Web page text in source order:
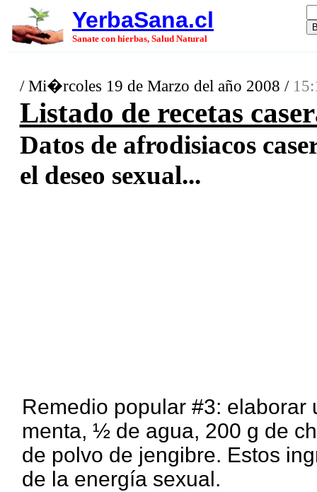
YerbaSana.cl
Sanate con hierbas, Salud Natural
/ Mi�rcoles 19 de Marzo del año 2008 /
Listado de recetas
Datos de afrodisiacos
el deseo sexual...
Remedio popular #3:
menta, ½ de agua, 200 g de
de polvo de jengibre. Estos
de la energía sexual.